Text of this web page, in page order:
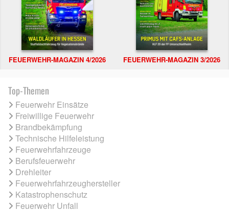
FEUERWEHR-MAGAZIN 4/2026 FEUERWEHR-MAGAZIN 3/2026
Top-Themen
Feuerwehr Einsätze
Freiwillige Feuerwehr
Brandbekämpfung
Technische Hilfeleistung
Feuerwehrfahrzeuge
Berufsfeuerwehr
Drehleiter
Feuerwehrfahrzeughersteller
Katastrophenschutz
Feuerwehr Unfall